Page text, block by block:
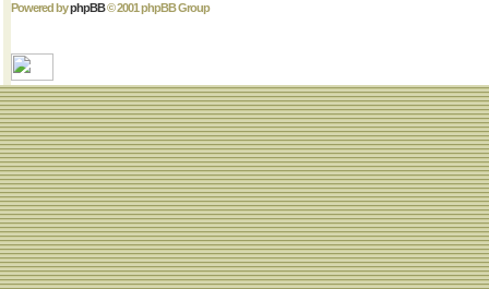
Powered byphpBB© 2001 phpBB Group